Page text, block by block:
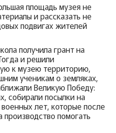
площадь музея не
и рассказать не
подвигах жителей
получила грант на
и решили
к музею территорию,
ученикам о земляках,
Великую Победу:
собирали посылки на
лет, которые после
помогать